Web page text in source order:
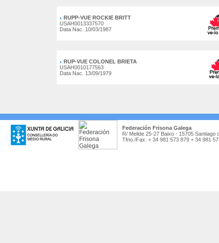
RUPP-VUE ROCKIE BRITT
USAH0013337570
Data Nac. 10/03/1987
RUP-VUE COLONEL BRIETA
USAH0010177563
Data Nac. 13/09/1979
Federación Frisona Galega
R/ Melide 25-27 Baixo - 15705 Santiago
Tfno./Fax: + 34 981 573 879 + 34 981